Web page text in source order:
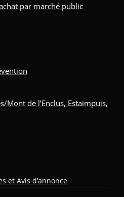
par marché public
Mont de l’Enclus, Estaimpuis,
et Avis d’annonce